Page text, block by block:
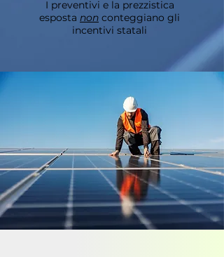
I preventivi e la prezzistica
esposta non conteggiano gli
incentivi statali